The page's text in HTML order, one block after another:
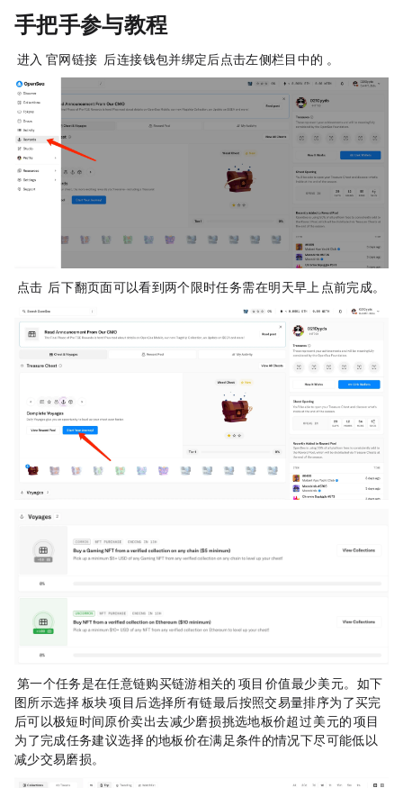
手把手参与教程
STEP 1. 进入 OpenSea 官网（链接： https://opensea.io/zh-CN ）后，连接钱包并绑定后点击左侧栏目中的“Rewards”。
STEP 2. 点击“Start Your Journey”后，下翻页面可以看到两个限时任务，需在明天早上 8 点前完成。
STEP 3. 第一个任务是在任意链购买链游相关的 项目（NFT 价值最少 5 美元）。如下
图所示，选择 Gaming 板块 NFT 项目后，选择所有链，最后按照交易量排序（为了买完 NFT
后可以极短时间原价卖出去，减少磨损），挑选地板价超过 5 美元的 NFT 项目
（为了完成任务建议选择 NFT 的地板价在满足条件的情况下尽可能低，以
减少交易磨损）。